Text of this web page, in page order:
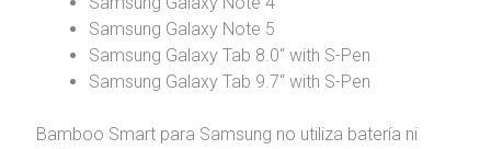
Samsung Galaxy Note 5
Samsung Galaxy Tab 8.0“ with S-Pen
Samsung Galaxy Tab 9.7“ with S-Pen
Bamboo Smart para Samsung no utiliza batería ni